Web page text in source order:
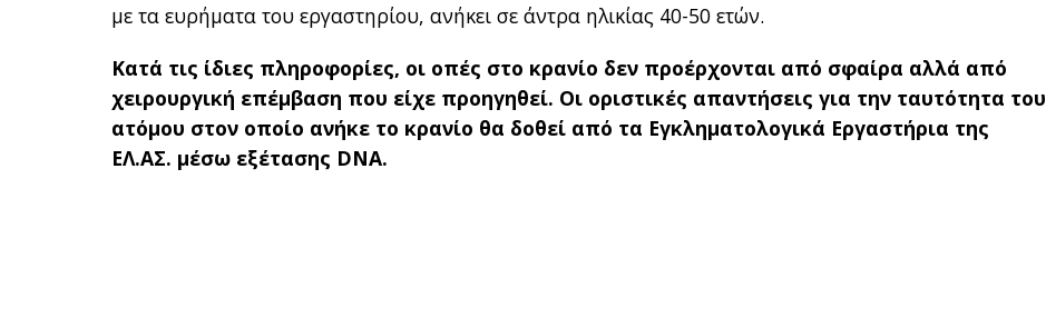
με τα ευρήματα του εργαστηρίου, ανήκει σε άντρα ηλικίας 40-50 ετών.
Κατά τις ίδιες πληροφορίες, οι οπές στο κρανίο δεν προέρχονται από σφαίρα αλλά από
χειρουργική επέμβαση που είχε προηγηθεί. Οι οριστικές απαντήσεις για την ταυτότητα του
ατόμου στον οποίο ανήκε το κρανίο θα δοθεί από τα Εγκληματολογικά Εργαστήρια της
ΕΛ.ΑΣ. μέσω εξέτασης DNA.